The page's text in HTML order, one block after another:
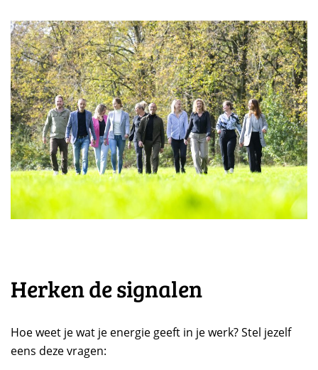
Herken de signalen
Hoe weet je wat je energie geeft in je werk? Stel jezelf
eens deze vragen: